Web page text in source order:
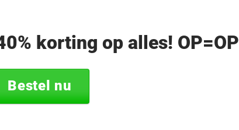
korting op alles! OP=OP
Bestel nu